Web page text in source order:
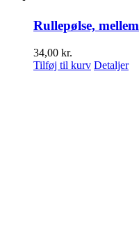
Rullepølse, mellem
34,00 kr.
Tilføj til kurv Detaljer